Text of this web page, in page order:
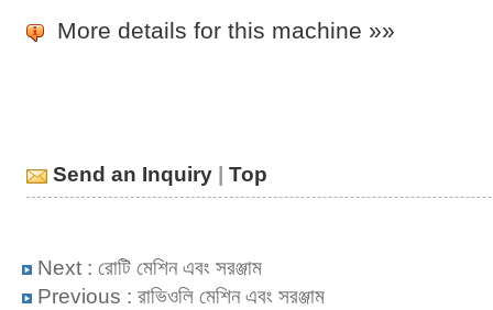
More details for this machine »»
Send an Inquiry | Top
Next : রোটি মেশিন এবং সরঞ্জাম
Previous : রাভিওলি মেশিন এবং সরঞ্জাম